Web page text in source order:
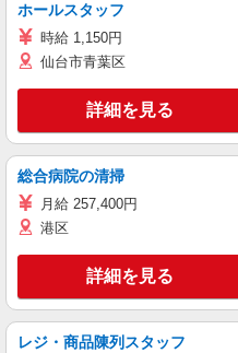
ホールスタッフ
時給 1,150円
仙台市青葉区
詳細を見る
総合病院の清掃
月給 257,400円
港区
詳細を見る
レジ・商品陳列スタッフ